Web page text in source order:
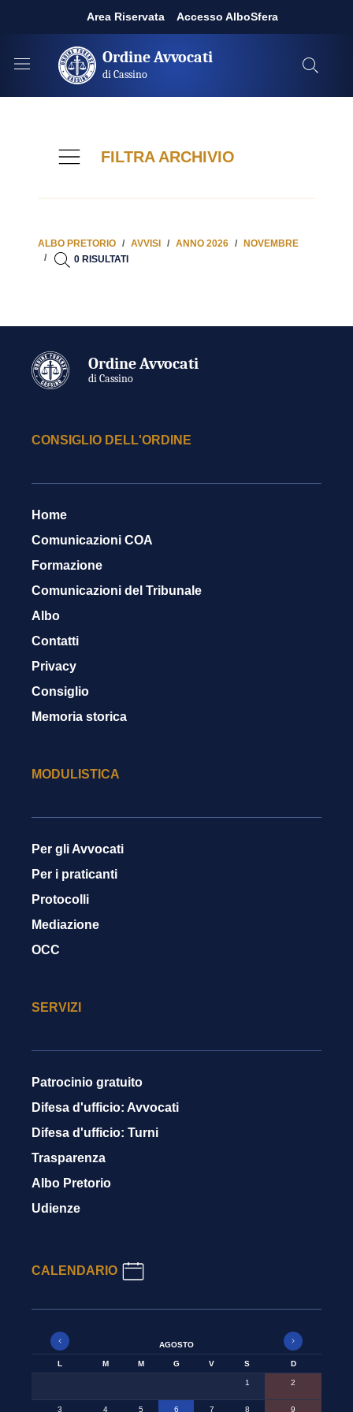
Area Riservata Accesso AlboSfera
Ordine Avvocati
di Cassino
FILTRA ARCHIVIO
ALBO PRETORIO AVVISI ANNO 2026
NOVEMBRE
0 RISULTATI
Ordine Avvocati
di Cassino
CONSIGLIO DELL'ORDINE
Home
Comunicazioni COA
Formazione
Comunicazioni del Tribunale
Albo
Contatti
Privacy
Consiglio
Memoria storica
MODULISTICA
Per gli Avvocati
Per i praticanti
Protocolli
Mediazione
OCC
SERVIZI
Patrocinio gratuito
Difesa d'ufficio: Avvocati
Difesa d'ufficio: Turni
Trasparenza
Albo Pretorio
Udienze
CALENDARIO
AGOSTO
L M M G V S D
1 2
3 4 5 6 7 8 9